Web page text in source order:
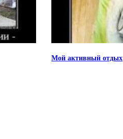
Мой активный отдых